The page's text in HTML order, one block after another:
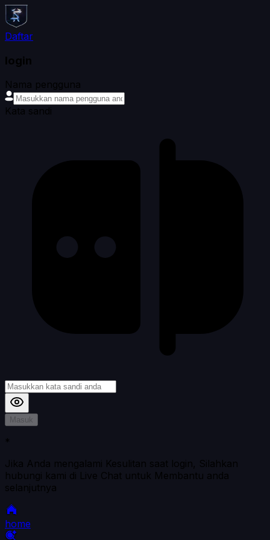
Daftar
login
Nama pengguna
Kata sandi
Masuk
*
Jika Anda mengalami Kesulitan saat login, Silahkan
hubungi kami di Live Chat untuk Membantu anda
selanjutnya
home